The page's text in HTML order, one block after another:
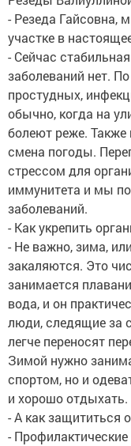
- Резеда Гайсовна,
участке в
- Сейчас
заболеваний нет.
простудных,
обычно, когда на
болеют реже. Также
смена погоды.
стрессом для
иммунитета и мы
заболеваний.
- Как укрепить
- Не важно, зима,
закаляются. Это
занимается
вода, и он
люди, следящие за
легче переносят
Зимой нужно
спортом, но и
и хорошо отдыхать.
- А как защититься
-